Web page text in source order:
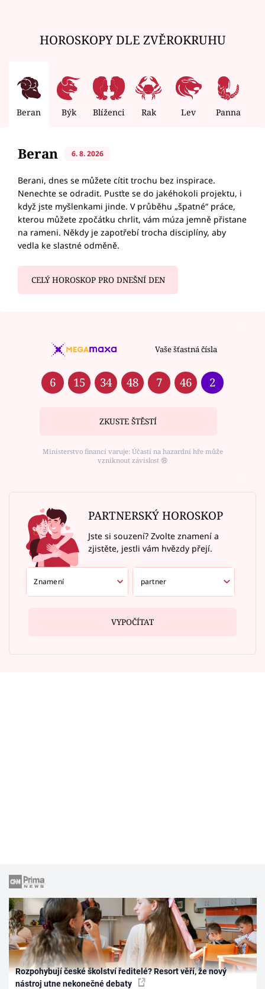
HOROSKOPY DLE ZVĚROKRUHU
Beran Býk Blíženci Rak Lev Panna
Beran 6. 8. 2026
Berani, dnes se můžete cítit trochu bez inspirace.
Nenechte se odradit. Pusťte se do jakéhokoli projektu, i
když jste myšlenkami jinde. V průběhu „špatné“ práce,
kterou můžete zpočátku chrlit, vám múza jemně přistane
na rameni. Někdy je zapotřebí trocha disciplíny, aby
vedla ke slastné odměně.
CELÝ HOROSKOP PRO DNEŠNÍ DEN
Vaše šťastná čísla
6 15 34 48 7 46 2
ZKUSTE ŠTĚSTÍ
Ministerstvo financí varuje: Účastí na hazardní hře může
vzniknout závislost ⑱
PARTNERSKÝ HOROSKOP
Jste si souzení? Zvolte znamení a
zjistěte, jestli vám hvězdy přejí.
VYPOČÍTAT
Rozpohybují české školství ředitelé? Resort věří, že nový
nástroj utne nekonečné debaty